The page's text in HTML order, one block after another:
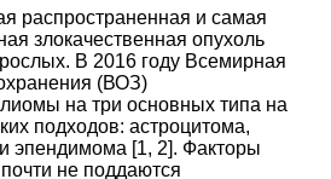
распространенная и самая
злокачественная опухоль
В 2016 году Всемирная
(ВОЗ)
на три основных типа на
подходов: астроцитома,
эпендимома [1, 2]. Факторы
не поддаются